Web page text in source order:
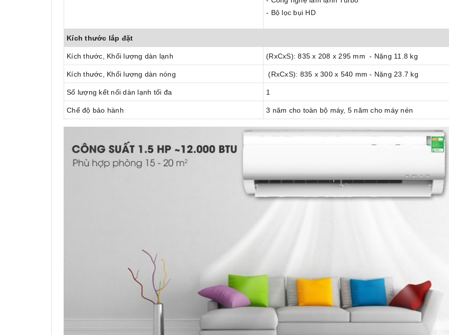
- Bộ lọc bụi HD
Kích thước lắp đặt
Kích thước, Khối lượng dàn lạnh (RxCxS): 835 x 208 x 295 mm - Nặng 11.8 kg
Kích thước, Khối lượng dàn nóng (RxCxS): 835 x 300 x 540 mm - Nặng 23.7 kg
Số lượng kết nối dàn lạnh tối đa 1
Chế độ bảo hành 3 năm cho toàn bộ máy, 5 năm cho máy nén